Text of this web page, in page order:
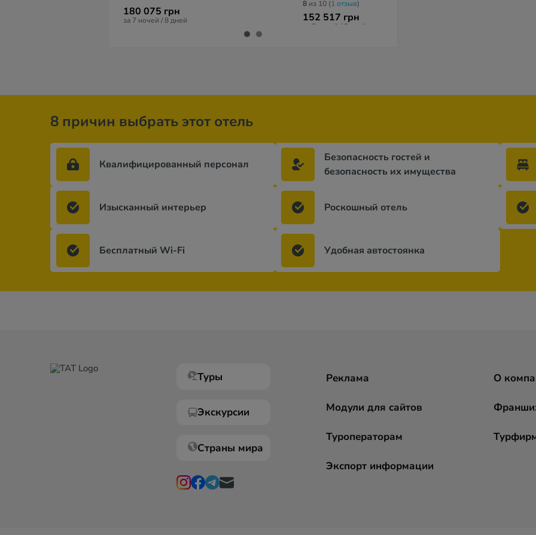
180 075 грн
за 7 ночей / 8 дней
8 из 10 (1 отзыв)
152 517 грн
за 8 ночей / 9 дней
8 причин выбрать этот отель
Квалифицированный персонал
Безопасность гостей и
безопасность их имущества
Изысканный интерьер Роскошный отель
Бесплатный Wi-Fi Удобная автостоянка
Туры
Экскурсии
Страны мира
Реклама
Модули для сайтов
Туроператорам
Экспорт информации
О